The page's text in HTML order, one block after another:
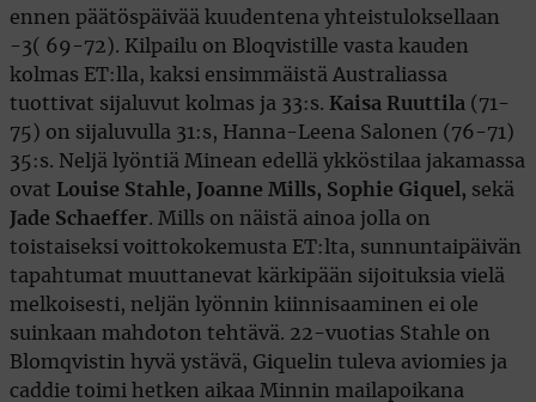
ennen päätöspäivää kuudentena yhteistuloksellaan
-3( 69-72). Kilpailu on Bloqvistille vasta kauden
kolmas ET:lla, kaksi ensimmäistä Australiassa
tuottivat sijaluvut kolmas ja 33:s. Kaisa Ruuttila (71-
75) on sijaluvulla 31:s, Hanna-Leena Salonen (76-71)
35:s. Neljä lyöntiä Minean edellä ykköstilaa jakamassa
ovat
Louise Stahle, Joanne Mills, Sophie Giquel, sekä
Jade Schaeffer. Mills on näistä ainoa jolla on
toistaiseksi voittokokemusta ET:lta, sunnuntaipäivän
tapahtumat muuttanevat kärkipään sijoituksia vielä
melkoisesti, neljän lyönnin kiinnisaaminen ei ole
suinkaan mahdoton tehtävä. 22-vuotias Stahle on
Blomqvistin hyvä ystävä, Giquelin tuleva aviomies ja
caddie toimi hetken aikaa Minnin mailapoikana